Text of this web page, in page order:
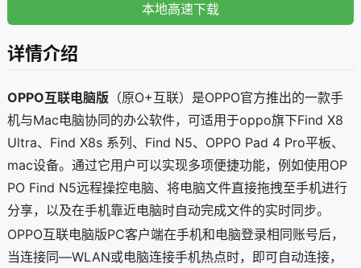
本地高速下载
详情介绍
OPPO互联电脑版（原O+互联）是OPPO官方推出的一款手
机与Mac电脑协同的办公软件，可适用于oppo旗下Find X8
Ultra、Find X8s 系列、Find N5、OPPO Pad 4 Pro平板、
mac设备。通过它用户可以实现多项便捷功能，例如使用OP
PO Find N5远程操控电脑、将电脑文件直接拖拽至手机进行
分享，以及在手机靠近电脑时自动完成文件的实时同步。
OPPO互联电脑版PC客户端在手机和电脑登录相同账号后，
当连接同—WLAN或电脑连接手机热点时，即可自动连接，